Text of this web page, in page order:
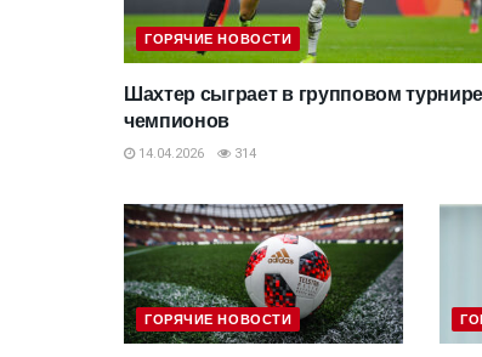
ГОРЯЧИЕ НОВОСТИ
Шахтер сыграет в групповом
чемпионов
14.04.2026 314
ГОРЯЧИЕ НОВОСТИ